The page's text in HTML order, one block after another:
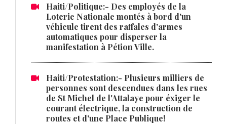
Haiti/Politique:- Des employés de la
Loterie Nationale montés à bord d'un
véhicule tirent des raffales d'armes
automatiques pour disperser la
manifestation à Pétion Ville.
Haiti/Protestation:- Plusieurs milliers de
personnes sont descendues dans les rues
de St Michel de l'Attalaye pour éxiger le
courant électrique, la construction de
routes et d'une Place Publique!